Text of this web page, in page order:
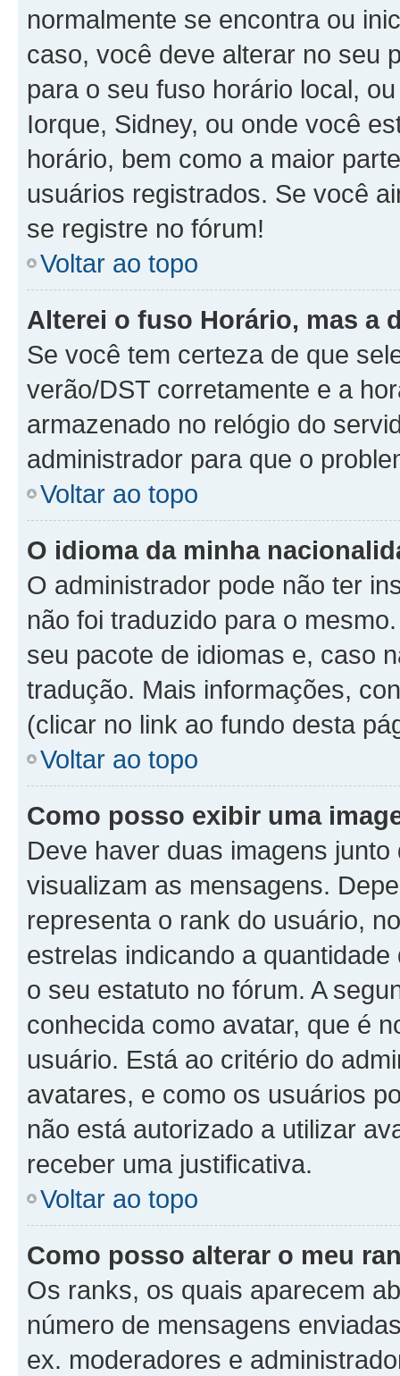
normalmente se encontra ou
caso, você deve alterar no seu
para o seu fuso horário local,
Iorque, Sidney, ou onde você
horário, bem como a maior
usuários registrados. Se você
se registre no fórum!
Voltar ao topo
Alterei o fuso Horário, mas a
Se você tem certeza de que
verão/DST corretamente e a
armazenado no relógio do
administrador para que o
Voltar ao topo
O idioma da minha
O administrador pode não ter
não foi traduzido para o
seu pacote de idiomas e, caso
tradução. Mais informações,
(clicar no link ao fundo desta
Voltar ao topo
Como posso exibir uma
Deve haver duas imagens
visualizam as mensagens.
representa o rank do usuário,
estrelas indicando a
o seu estatuto no fórum. A
conhecida como avatar, que é
usuário. Está ao critério do
avatares, e como os usuários
não está autorizado a utilizar
receber uma justificativa.
Voltar ao topo
Como posso alterar o meu
Os ranks, os quais aparecem
número de mensagens
ex. moderadores e